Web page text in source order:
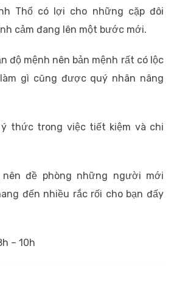
Thổ có lợi cho những cặp đôi
cảm đang lên một bước mới.
độ mệnh nên bản mệnh rất có lộc
gì cũng được quý nhân nâng
ý thức trong việc tiết kiệm và chi
nên đề phòng những người mới
đến nhiều rắc rối cho bạn đấy
– 10h